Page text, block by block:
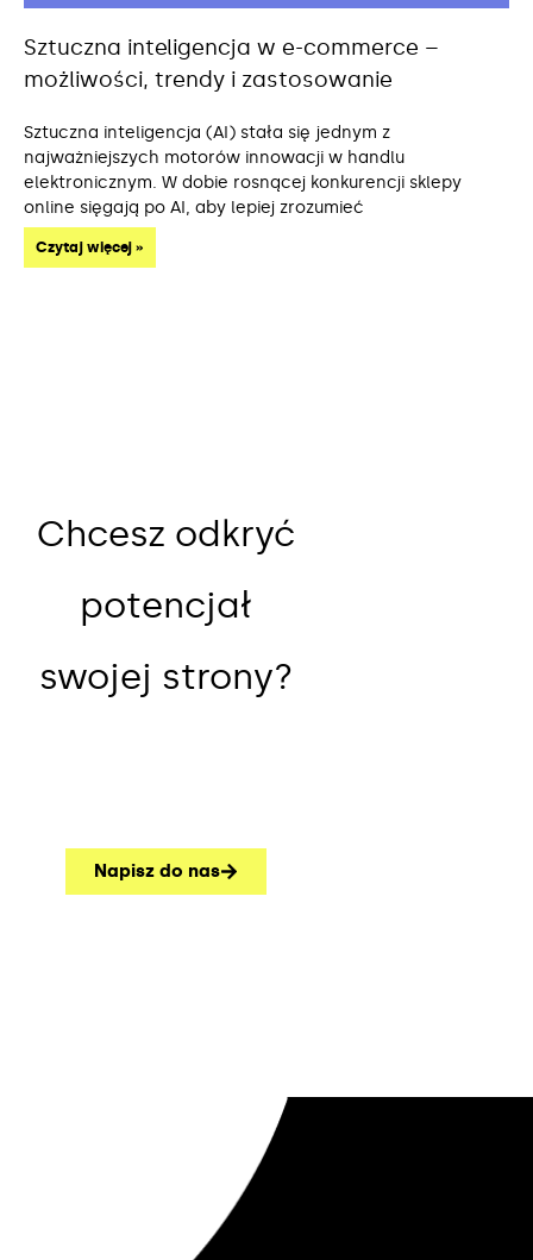
Sztuczna inteligencja w e-commerce –
możliwości, trendy i zastosowanie
Sztuczna inteligencja (AI) stała się jednym z
najważniejszych motorów innowacji w handlu
elektronicznym. W dobie rosnącej konkurencji sklepy
online sięgają po AI, aby lepiej zrozumieć
Czytaj więcej »
Chcesz odkryć
potencjał
swojej strony?
Napisz do nas